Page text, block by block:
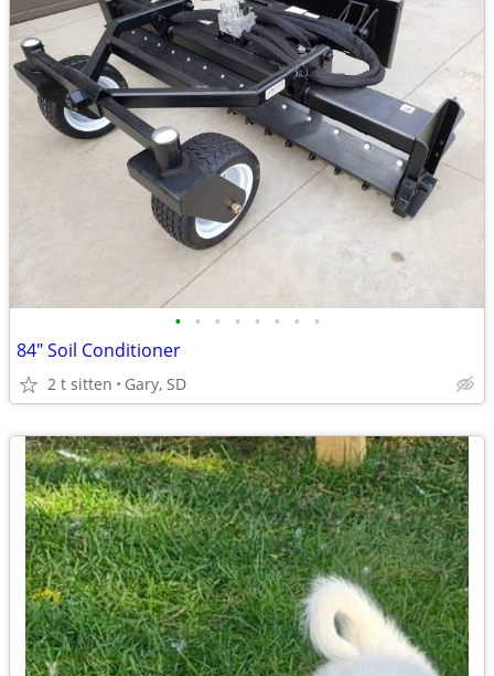
• • • • • • • •
84" Soil Conditioner
2 t sitten Gary, SD